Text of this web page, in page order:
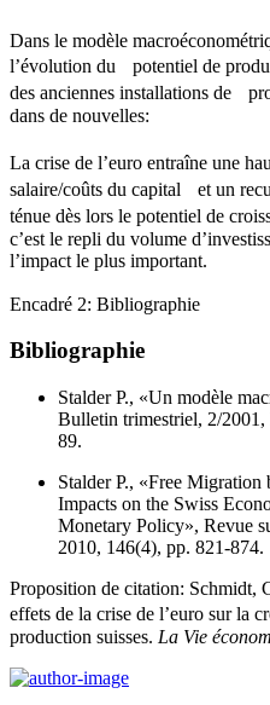
Dans le modèle
l’évolution du potentiel de
des anciennes installations de
dans de nouvelles:
La crise de l’euro entraîne une
salaire/coûts du capital et un
ténue dès lors le potentiel de
c’est le repli du volume
l’impact le plus important.
Encadré 2: Bibliographie
Bibliographie
Stalder P., «Un modèle
Bulletin trimestriel, 2/2001,
89.
Stalder P., «Free
Impacts on the Swiss
Monetary Policy», Revue
2010, 146(4), pp. 821-874.
Proposition de citation: Schmidt,
effets de la crise de l’euro sur la
production suisses. La Vie